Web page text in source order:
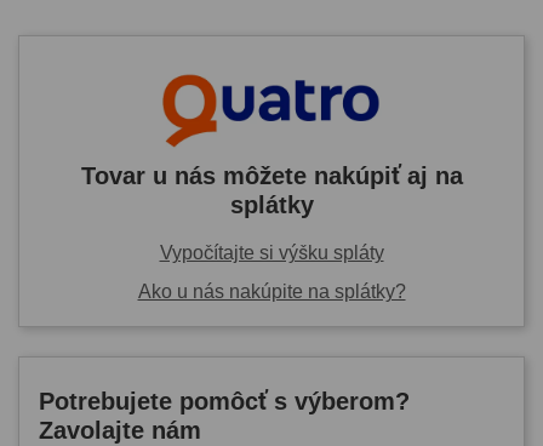
Tovar u nás môžete nakúpiť aj na
splátky
Vypočítajte si výšku spláty
Ako u nás nakúpite na splátky?
Potrebujete pomôcť s výberom?
Zavolajte nám